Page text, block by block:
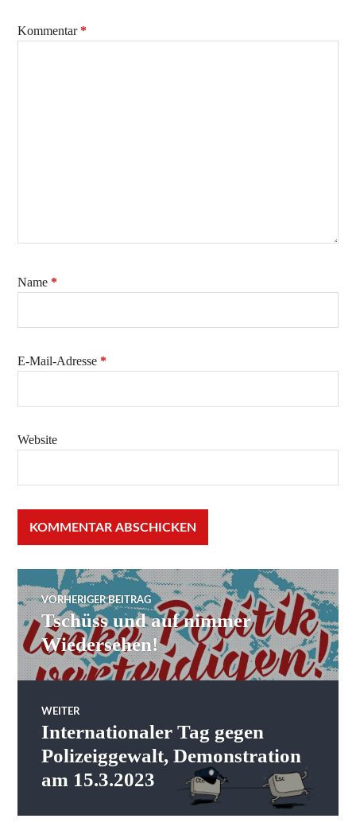
Kommentar *
Name *
E-Mail-Adresse *
Website
Beitragsnavigation
VORHERIGER BEITRAG
Vorheriger
Beitrag:
Tschüss und auf nimmer
Wiedersehen!
WEITER
Nächster
Beitrag:
Internationaler Tag gegen
Polizeiggewalt, Demonstration
am 15.3.2023